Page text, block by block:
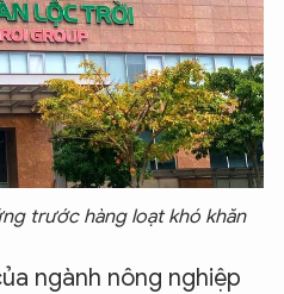
trước hàng loạt khó khăn
ngành nông nghiệp